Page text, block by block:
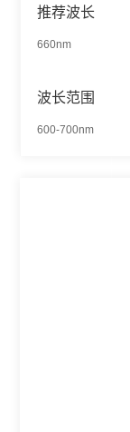
推荐波长
660nm
波长范围
600-700nm